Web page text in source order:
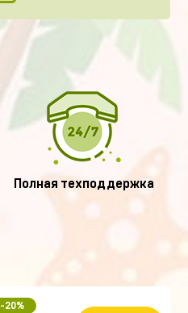
Полная техподдержка
-20%